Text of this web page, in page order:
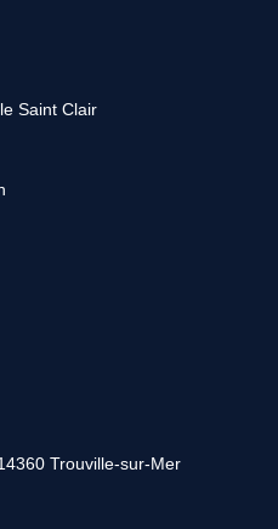
Saint Clair
Trouville-sur-Mer